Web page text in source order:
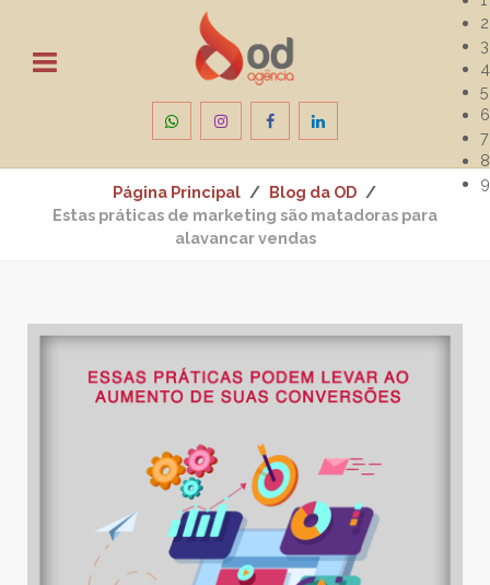
Página Principal
Blog da OD
Estas práticas de marketing são matadoras para
alavancar vendas
2
3
4
5
6
7
8
9